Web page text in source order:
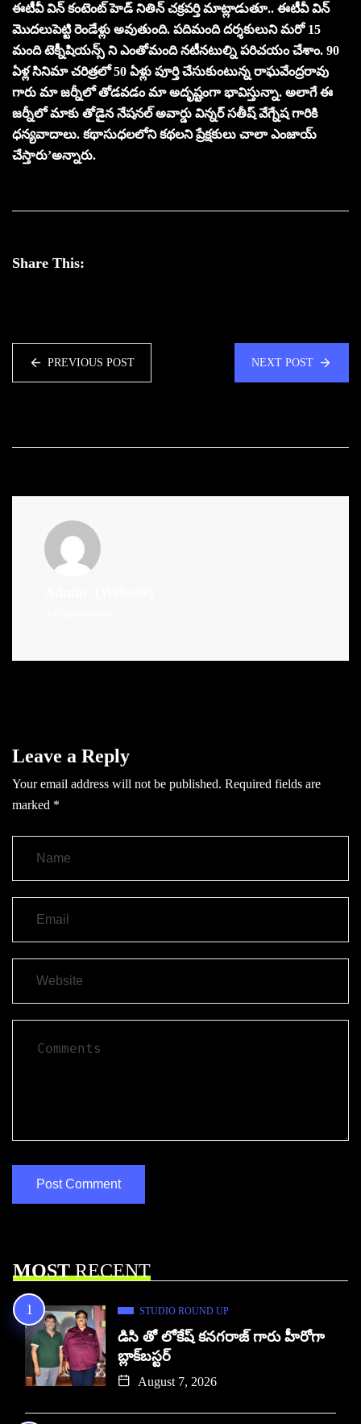
ఈటీవీ విన్ కంటెంట్ హెడ్ నితిన్ చక్రవర్తి మాట్లాడుతూ.. ఈటీవీ విన్
మొదలుపెట్టి రెండేళ్లు అవుతుంది. పదిమంది దర్శకులుని మరో 15
మంది టెక్నీషియన్స్ ని ఎంతోమంది నటీనటుల్ని పరిచయం చేశాం. 90
ఏళ్ల సినిమా చరిత్రలో 50 ఏళ్లు పూర్తి చేసుకుంటున్న రాఘవేంద్రరావు
గారు మా జర్నీలో తోడవడం మా అదృష్టంగా భావిస్తున్నా. అలాగే ఈ
జర్నీలో మాకు తోడైన నేషనల్ అవార్డు విన్నర్ సతీష్ వేగ్నేష గారికి
ధన్యవాదాలు. కథాసుధలలోని కథలని ప్రేక్షకులు చాలా ఎంజాయ్
చేస్తారు’అన్నారు.
Share This:
PREVIOUS POST NEXT POST
Leave a Reply
Your email address will not be published. Required fields are
marked *
MOSTRECENT
STUDIO ROUND UP
డిసి తో లోకేష్ కనగరాజ్ గారు హీరోగా
బ్లాక్‌బస్టర్
August 7, 2026